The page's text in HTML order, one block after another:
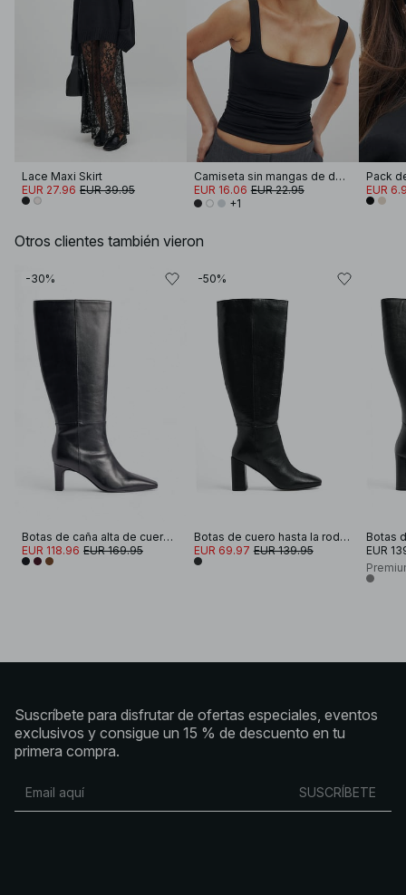
Lace Maxi Skirt
EUR 27.96 EUR 39.95
Camiseta sin mangas de doble pliegue
EUR 16.06 EUR 22.95
+1
EUR
Otros clientes también vieron
-30%
Botas de caña alta de cuero con punta cuadrada
EUR 118.96 EUR 169.95
-50%
Botas de cuero hasta la rodilla
EUR 69.97 EUR 139.95
EUR
Suscríbete para disfrutar de ofertas especiales, eventos
exclusivos y consigue un 15 % de descuento en tu
primera compra.
SUSCRÍBETE